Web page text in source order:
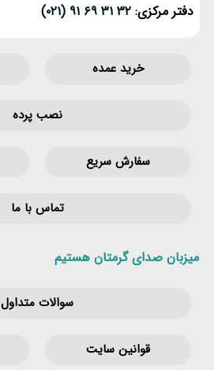
دفتر مرکزی: ۳۲ ۳۱ ۶۹ ۹۱ (۰۲۱)
خرید عمده
نصب پرده
سفارش سریع
تماس با ما
میزبان صدای گرمتان هستیم
سوالات متداول
قوانین‌ سایت